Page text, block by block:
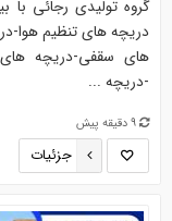
دریچه هاي تنظيم هوا-
هاي سقفي-دریچه هاي
-دریچه ...
9 دقیقه پیش
جزئیات